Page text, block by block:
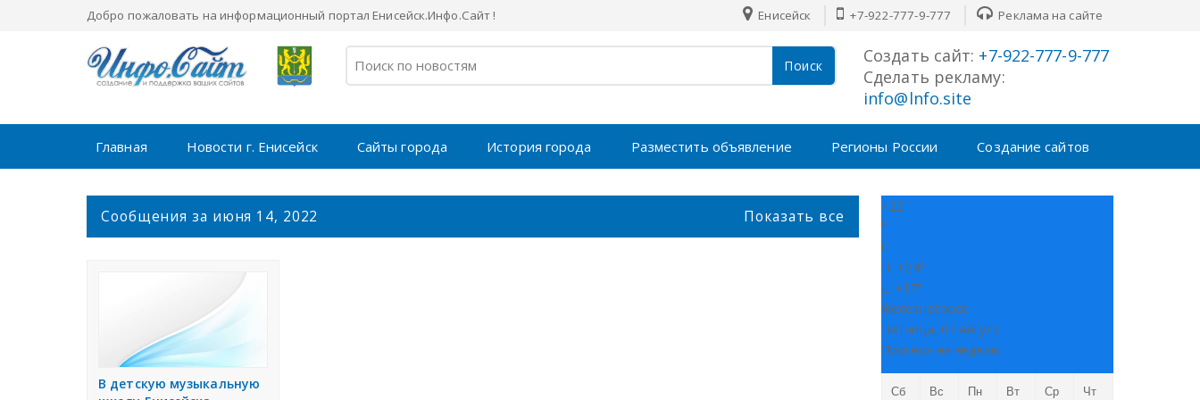
Добро пожаловать на информационный портал Енисейск.Инфо.Сайт ! Енисейск +7-922-777-9-777 Реклама на сайте
Поиск Создать сайт: +7-922-777-9-777
Сделать рекламу:
info@lnfo.site
Главная Новости г. Енисейск Сайты города История города Разместить объявление Регионы России Создание сайтов
Сообщения за июня 14, 2022 Показать все
В детскую музыкальную
+22
°
C
H: +24°
L: +17°
Железногорск
Пятница, 07 Август
Прогноз на неделю
Сб Вс Пн Вт Ср Чт